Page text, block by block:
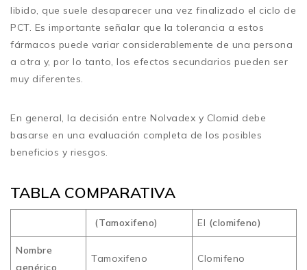
libido, que suele desaparecer una vez finalizado el ciclo de
PCT. Es importante señalar que la tolerancia a estos
fármacos puede variar considerablemente de una persona
a otra y, por lo tanto, los efectos secundarios pueden ser
muy diferentes.
En general, la decisión entre Nolvadex y Clomid debe
basarse en una evaluación completa de los posibles
beneficios y riesgos.
TABLA COMPARATIVA
(Tamoxifeno) El (clomifeno)
Nombre
genérico
Tamoxifeno Clomifeno